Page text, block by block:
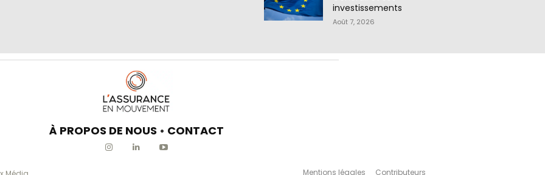
investissements
Août 7, 2026
À PROPOS DE NOUS • CONTACT
Mentions légales Contributeurs